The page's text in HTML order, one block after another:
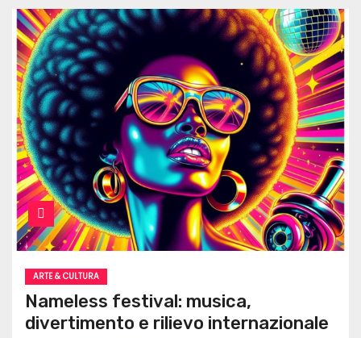
ARTE & CULTURA
Nameless festival: musica,
divertimento e rilievo internazionale